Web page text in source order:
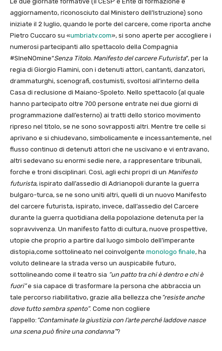
aggiornamento, riconosciuto dal Ministero dell’Istruzione) sono
iniziate il 2 luglio, quando le porte del carcere, come riporta anche
Pietro Cuccaro su «umbriatv.com», si sono aperte per accogliere i
numerosi partecipanti allo spettacolo della Compagnia
#SIneNOmine“Senza Titolo. Manifesto del carcere Futurista”, per la
regia di Giorgio Flamini, con i detenuti attori, cantanti, danzatori,
drammaturghi, scenografi, costumisti, svoltosi all’interno della
Casa di reclusione di Maiano-Spoleto. Nello spettacolo (al quale
hanno partecipato oltre 700 persone entrate nei due giorni di
programmazione dall’esterno) ai tratti dello storico movimento
ripreso nel titolo, se ne sono sovrapposti altri. Mentre tre celle si
aprivano e si chiudevano, simbolicamente e incessantemente, nel
flusso continuo di detenuti attori che ne uscivano e vi entravano,
altri sedevano su enormi sedie nere, a rappresentare tribunali,
forche e troni disciplinari. Così, agli echi propri di un Manifesto
futurista, ispirato dall’assedio di Adrianopoli durante la guerra
bulgaro-turca, se ne sono uniti altri, quelli di un nuovo Manifesto
del carcere futurista, ispirato, invece, dall’assedio del Carcere
durante la guerra quotidiana della popolazione detenuta per la
sopravvivenza. Un manifesto fatto di cultura, nuove prospettive,
utopie che proprio a partire dal luogo simbolo dell’imperante
distopia,come sottolineato nel coinvolgente monologo finale, ha
voluto delineare la strada verso un auspicabile futuro,
sottolineando come il teatro sia “un patto tra chi è dentro e chi è
fuori”e sia capace di trasformare la persona che abbraccia un
tale percorso riabilitativo, grazie alla bellezza che “resiste anche
dove tutto sembra spento”. Come non cogliere
l’appello: “Contaminate la giustizia con l’arte perché laddove nasce
una scena può finire una condanna”?